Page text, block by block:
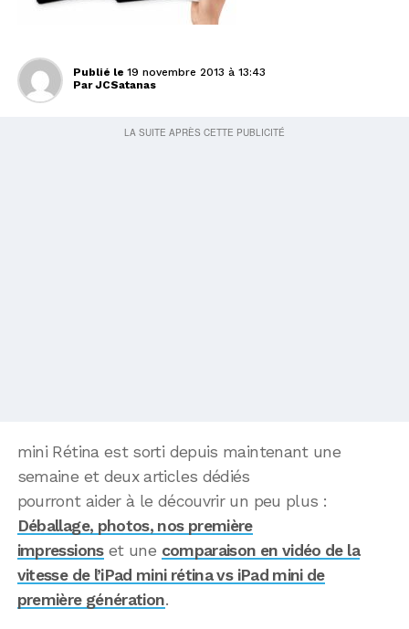
Publié le 19 novembre 2013 à 13:43
Par JCSatanas
mini Rétina est sorti depuis maintenant une
semaine et deux articles dédiés
pourront aider à le découvrir un peu plus :
Déballage, photos, nos première
impressionset une comparaison en vidéo de la
vitesse de l’iPad mini rétina vs iPad mini de
première génération.